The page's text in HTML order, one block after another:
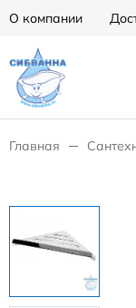
О компании
Главная